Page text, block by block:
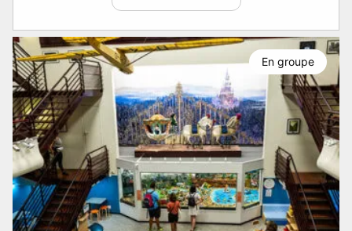
En groupe